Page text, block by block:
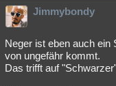
Menschen
Spiritualität
Natur Umfragen
Jimmybondy
Neger ist eben auch
von ungefähr kommt.
Das trifft auf